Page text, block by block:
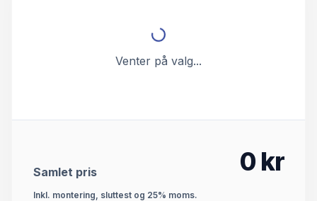
Venter på valg...
Samlet pris 0 kr
Inkl. montering, sluttest og 25% moms.